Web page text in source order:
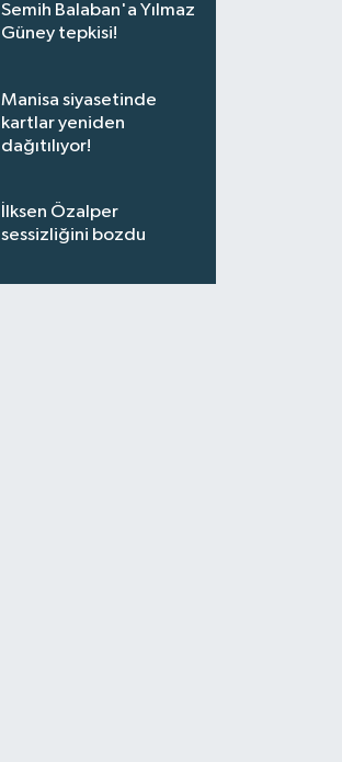
Semih Balaban'a Yılmaz
Güney tepkisi!
Manisa siyasetinde
kartlar yeniden
dağıtılıyor!
İlksen Özalper
sessizliğini bozdu